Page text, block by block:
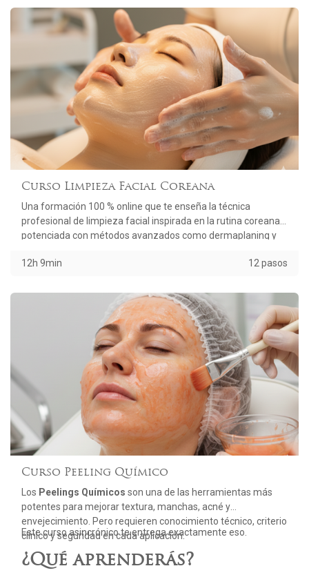
Curso Limpieza Facial Coreana
Una formación 100 % online que te enseña la técnica
profesional de limpieza facial inspirada en la rutina coreana,
potenciada con métodos avanzados como dermaplaning y
12h 9min
12 pasos
Curso Peeling Químico
Los Peelings Químicos son una de las herramientas más
potentes para mejorar textura, manchas, acné y
envejecimiento. Pero requieren conocimiento técnico, criterio
clínico y seguridad en cada aplicación.
Este curso asincrónico te entrega exactamente eso.
¿Qué aprenderás?